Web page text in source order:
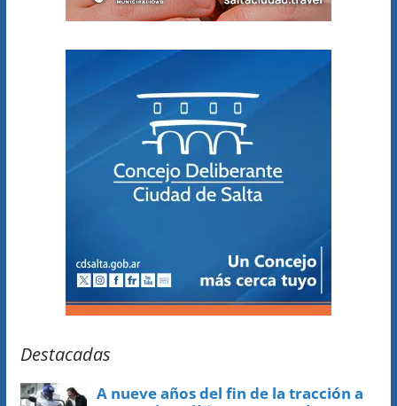
Destacadas